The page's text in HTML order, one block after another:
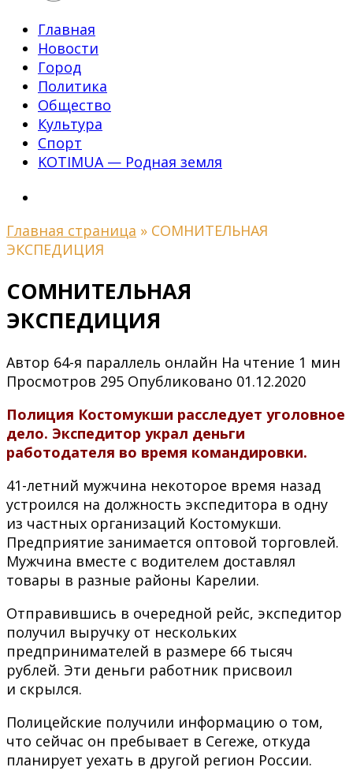
Главная
Новости
Город
Политика
Общество
Культура
Спорт
KOTIMUA — Родная земля
Главная страница » СОМНИТЕЛЬНАЯ
ЭКСПЕДИЦИЯ
СОМНИТЕЛЬНАЯ
ЭКСПЕДИЦИЯ
Автор 64-я параллель онлайн На чтение 1 мин
Просмотров 295 Опубликовано 01.12.2020
Полиция Костомукши расследует уголовное
дело. Экспедитор украл деньги
работодателя во время командировки.
41-летний мужчина некоторое время назад
устроился на должность экспедитора в одну
из частных организаций Костомукши.
Предприятие занимается оптовой торговлей.
Мужчина вместе с водителем доставлял
товары в разные районы Карелии.
Отправившись в очередной рейс, экспедитор
получил выручку от нескольких
предпринимателей в размере 66 тысяч
рублей. Эти деньги работник присвоил
и скрылся.
Полицейские получили информацию о том,
что сейчас он пребывает в Сегеже, откуда
планирует уехать в другой регион России.